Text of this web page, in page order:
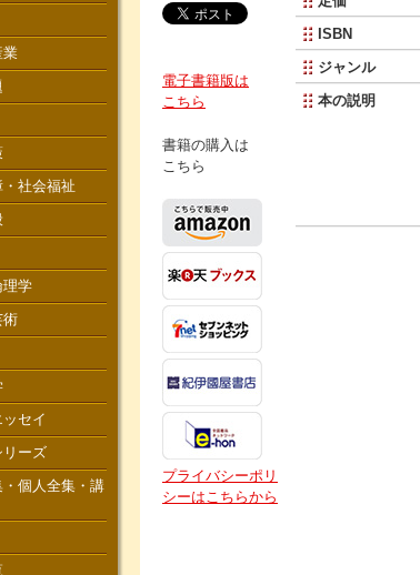
電子書籍版は
こちら
書籍の購入は
こちら
プライバシーポリ
シーはこちらから
ISBN
ジャンル
本の説明
業
社会福祉
理学
術
セイ
リーズ
個人全集・講